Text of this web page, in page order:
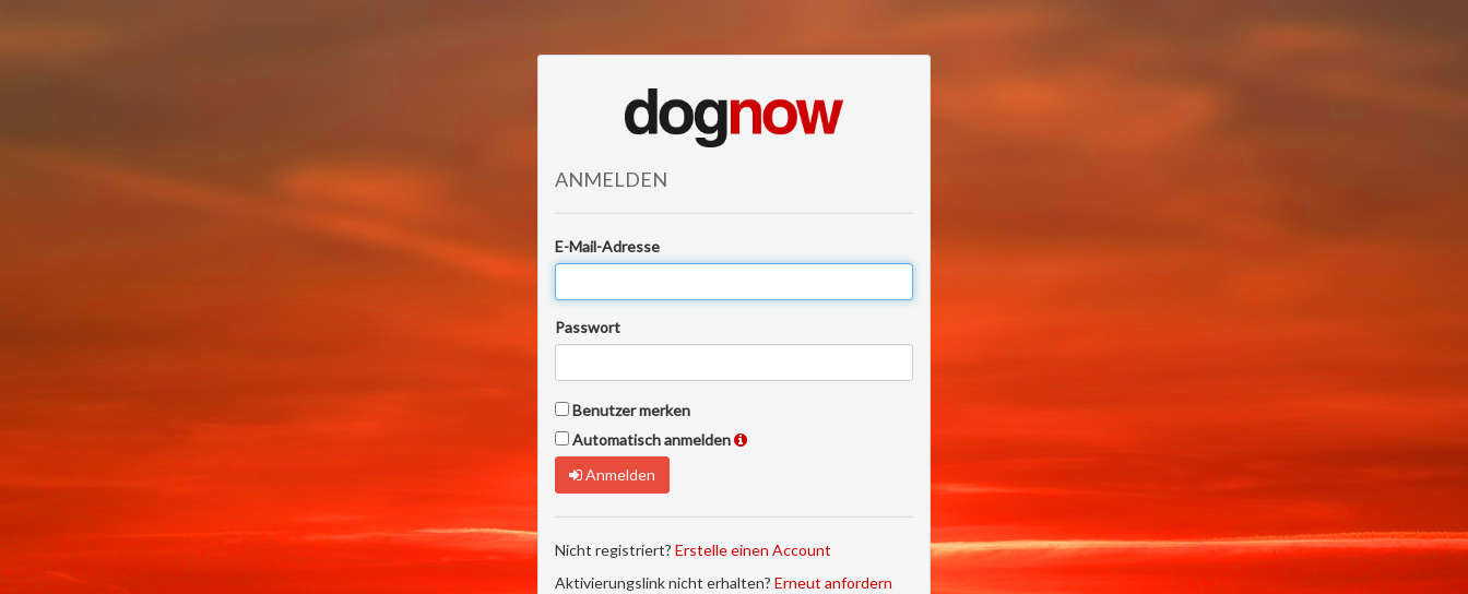
ANMELDEN
E-Mail-Adresse
Passwort
Benutzer merken
Automatisch anmelden
Anmelden
Nicht registriert? Erstelle einen Account
Aktivierungslink nicht erhalten? Erneut anfordern